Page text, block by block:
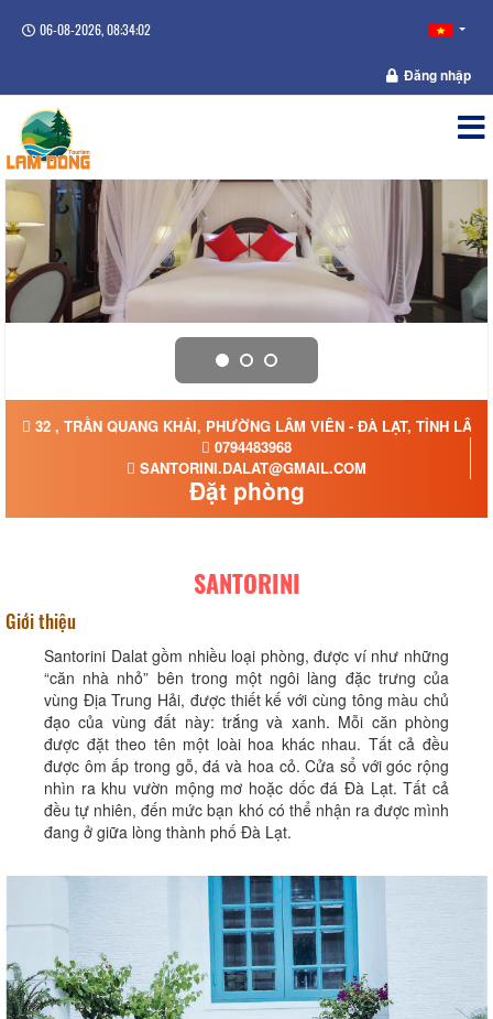
06-08-2026, 08:34:02
Đăng nhập
32 , TRẦN QUANG KHẢI, PHƯỜNG LÂM VIÊN - ĐÀ LẠT, TỈNH LÂM
0794483968
SANTORINI.DALAT@GMAIL.COM
Đặt phòng
SANTORINI
Giới thiệu
Santorini Dalat gồm nhiều loại phòng, được ví như những
“căn nhà nhỏ” bên trong một ngôi làng đặc trưng của
vùng Địa Trung Hải, được thiết kế với cùng tông màu chủ
đạo của vùng đất này: trắng và xanh. Mỗi căn phòng
được đặt theo tên một loài hoa khác nhau. Tất cả đều
được ôm ấp trong gỗ, đá và hoa cỏ. Cửa sổ với góc rộng
nhìn ra khu vườn mộng mơ hoặc dốc đá Đà Lạt. Tất cả
đều tự nhiên, đến mức bạn khó có thể nhận ra được mình
đang ở giữa lòng thành phố Đà Lạt.